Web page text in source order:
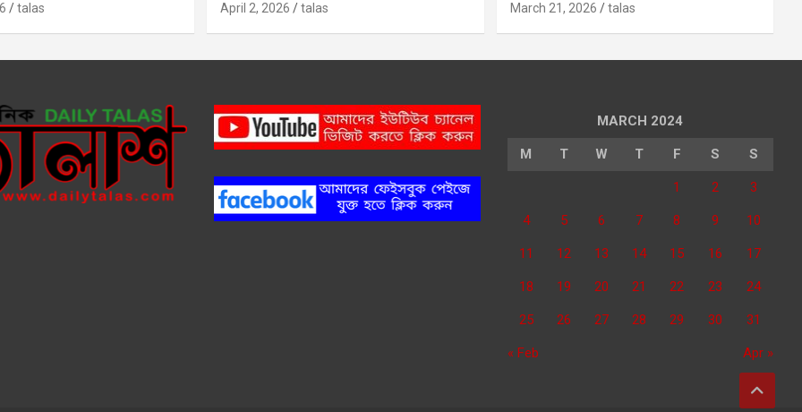
talas April 2, 2026 talas March 21, 2026 talas
MARCH 2024
M T W T F S S
1 2 3
4 5 6 7 8 9 10
11 12 13 14 15 16 17
18 19 20 21 22 23 24
25 26 27 28 29 30 31
« Feb Apr »